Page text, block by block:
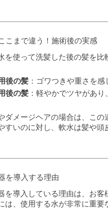
こまで違う！施術後の実感
を使って洗髪した後の髪を比
後の髪 ：ゴワつきや重さを
後の髪 ：軽やかでツヤがあり
ダメージヘアの場合は、こ
すいのに対し、軟水は髪や頭
を導入する理由
を導入している理由は、お客
は、使用する水が非常に重